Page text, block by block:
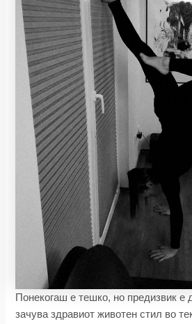
Понекогаш е тешко, но предизвик е
зачува здравиот животен стил во